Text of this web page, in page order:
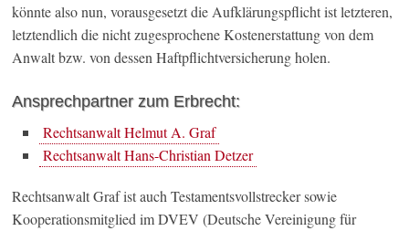
könnte also nun, vorausgesetzt die Aufklärungspflicht ist letzteren,
letztendlich die nicht zugesprochene Kostenerstattung von dem
Anwalt bzw. von dessen Haftpflichtversicherung holen.
Ansprechpartner zum Erbrecht:
Rechtsanwalt Helmut A. Graf
Rechtsanwalt Hans-Christian Detzer
Rechtsanwalt Graf ist auch Testamentsvollstrecker sowie
Kooperationsmitglied im DVEV (Deutsche Vereinigung für